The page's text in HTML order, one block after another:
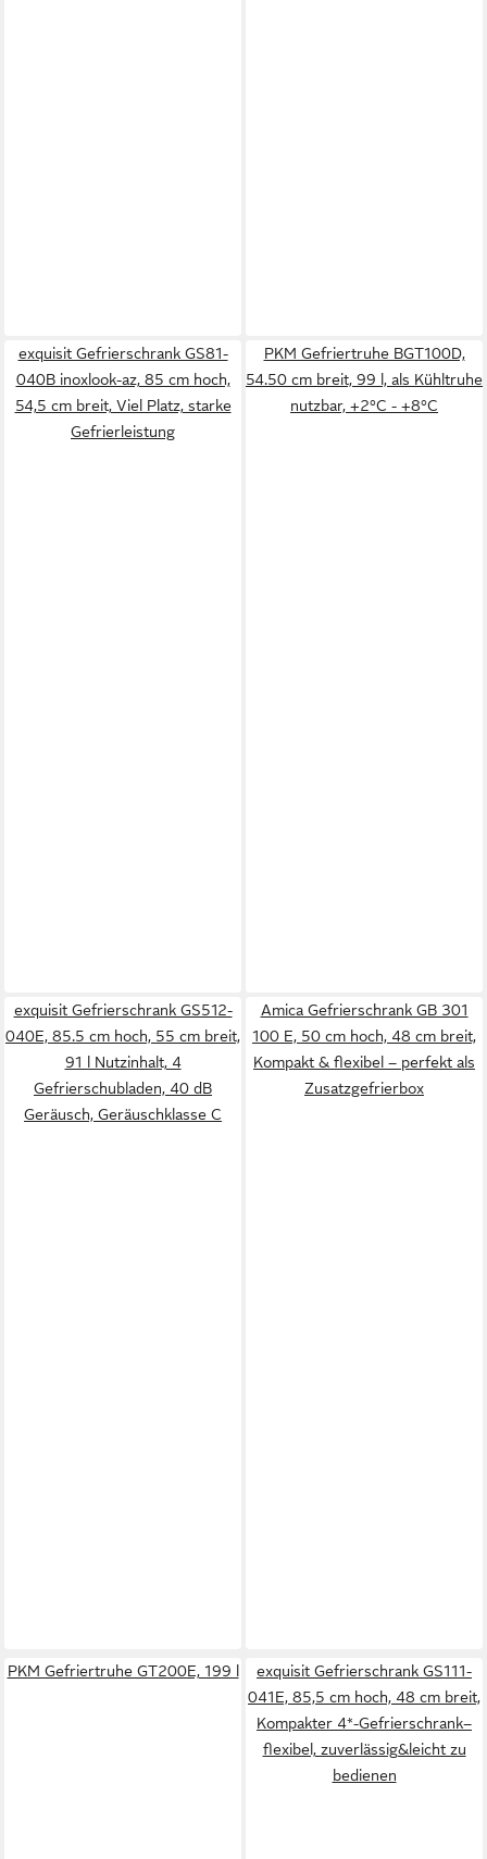
exquisit Gefrierschrank GS81-
040B inoxlook-az, 85 cm hoch,
54,5 cm breit, Viel Platz, starke
Gefrierleistung
PKM Gefriertruhe BGT100D,
54.50 cm breit, 99 l, als Kühltruhe
nutzbar, +2°C - +8°C
exquisit Gefrierschrank GS512-
040E, 85.5 cm hoch, 55 cm breit,
91 l Nutzinhalt, 4
Gefrierschubladen, 40 dB
Geräusch, Geräuschklasse C
Amica Gefrierschrank GB 301
100 E, 50 cm hoch, 48 cm breit,
Kompakt & flexibel – perfekt als
Zusatzgefrierbox
PKM Gefriertruhe GT200E, 199 l
exquisit Gefrierschrank GS111-
041E, 85,5 cm hoch, 48 cm breit,
Kompakter 4*-Gefrierschrank–
flexibel, zuverlässig&leicht zu
bedienen